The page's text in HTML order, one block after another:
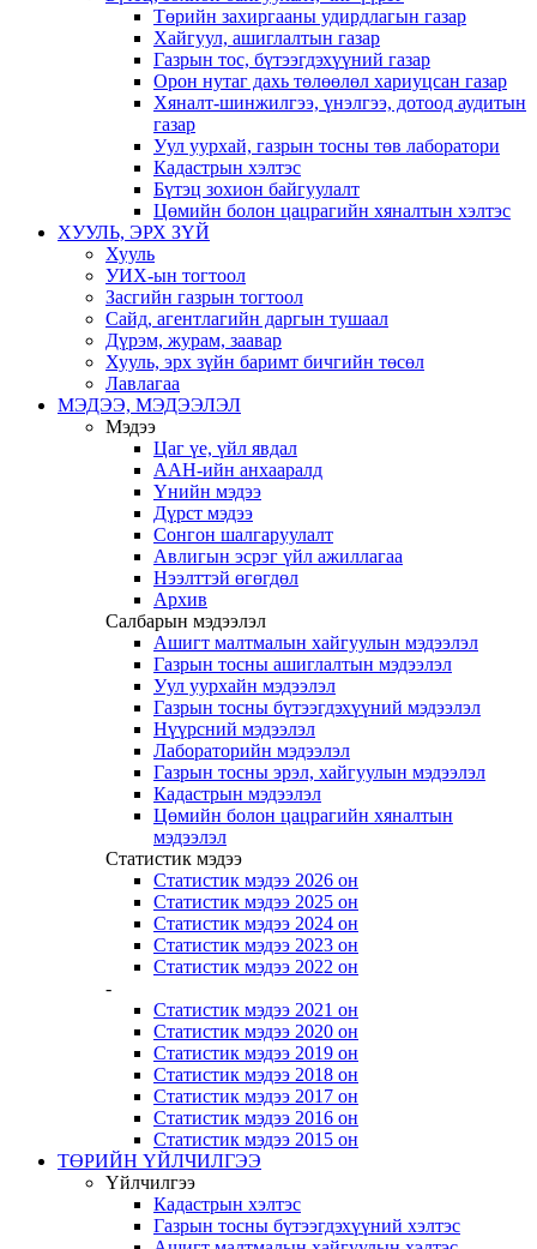
Төрийн захиргааны удирдлагын газар
Хайгуул, ашиглалтын газар
Газрын тос, бүтээгдэхүүний газар
Орон нутаг дахь төлөөлөл хариуцсан газар
Хяналт-шинжилгээ, үнэлгээ, дотоод аудитын
газар
Уул уурхай, газрын тосны төв лаборатори
Кадастрын хэлтэс
Бүтэц зохион байгуулалт
Цөмийн болон цацрагийн хяналтын хэлтэс
ХУУЛЬ, ЭРХ ЗҮЙ
Хууль
УИХ-ын тогтоол
Засгийн газрын тогтоол
Сайд, агентлагийн даргын тушаал
Дүрэм, журам, заавар
Хууль, эрх зүйн баримт бичгийн төсөл
Лавлагаа
МЭДЭЭ, МЭДЭЭЛЭЛ
Мэдээ
Цаг үе, үйл явдал
ААН-ийн анхааралд
Үнийн мэдээ
Дүрст мэдээ
Сонгон шалгаруулалт
Авлигын эсрэг үйл ажиллагаа
Нээлттэй өгөгдөл
Архив
Салбарын мэдээлэл
Ашигт малтмалын хайгуулын мэдээлэл
Газрын тосны ашиглалтын мэдээлэл
Уул уурхайн мэдээлэл
Газрын тосны бүтээгдэхүүний мэдээлэл
Нүүрсний мэдээлэл
Лабораторийн мэдээлэл
Газрын тосны эрэл, хайгуулын мэдээлэл
Кадастрын мэдээлэл
Цөмийн болон цацрагийн хяналтын
мэдээлэл
Статистик мэдээ
Статистик мэдээ 2026 он
Статистик мэдээ 2025 он
Статистик мэдээ 2024 он
Статистик мэдээ 2023 он
Статистик мэдээ 2022 он
-
Статистик мэдээ 2021 он
Статистик мэдээ 2020 он
Статистик мэдээ 2019 он
Статистик мэдээ 2018 он
Статистик мэдээ 2017 он
Статистик мэдээ 2016 он
Статистик мэдээ 2015 он
ТӨРИЙН ҮЙЛЧИЛГЭЭ
Үйлчилгээ
Кадастрын хэлтэс
Газрын тосны бүтээгдэхүүний хэлтэс